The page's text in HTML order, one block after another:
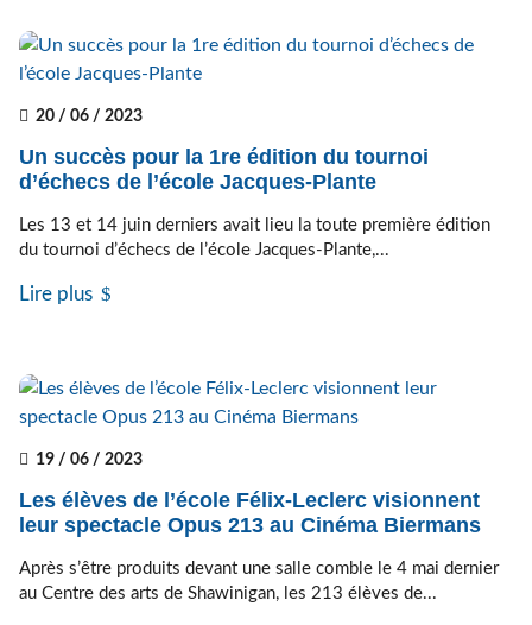
20 / 06 / 2023
Un succès pour la 1re édition du tournoi
d’échecs de l’école Jacques-Plante
Les 13 et 14 juin derniers avait lieu la toute première édition
du tournoi d’échecs de l’école Jacques-Plante,...
Lire plus
19 / 06 / 2023
Les élèves de l’école Félix-Leclerc visionnent
leur spectacle Opus 213 au Cinéma Biermans
Après s’être produits devant une salle comble le 4 mai dernier
au Centre des arts de Shawinigan, les 213 élèves de...